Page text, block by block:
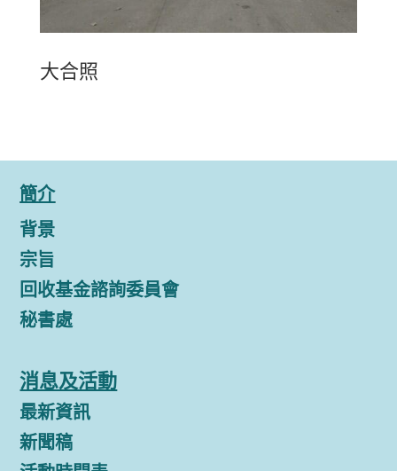
大合照
簡介
背景
宗旨
回收基金諮詢委員會
秘書處
消息及活動
最新資訊
新聞稿